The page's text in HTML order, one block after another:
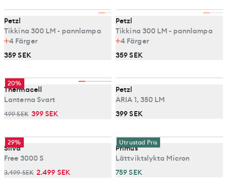
Petzl
Tikkina 300 LM - pannlampa
4 Färger
359 SEK
Petzl
Tikkina 300 LM - pannlampa
4 Färger
359 SEK
20%
Thermacell
Lanterna Svart
499 SEK 399 SEK
Petzl
ARIA 1, 350 LM
399 SEK
29%
Silva
Free 3000 S
3.499 SEK 2.499 SEK
Utrustad Pris
Primus
Lättviktslykta Micron
759 SEK